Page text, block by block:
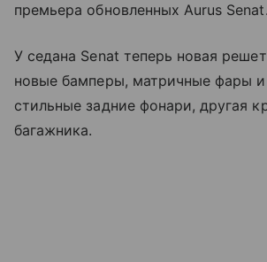
премьера обновленных Aurus Senat.
У седана Senat теперь новая
новые бамперы, матричные фары и
стильные задние фонари, другая
багажника.